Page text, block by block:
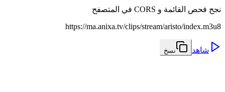
نجح فحص القائمة و CORS في المتصفح
https://ma.anixa.tv/clips/stream/aristo/index.m3u8
شاهد نسخ